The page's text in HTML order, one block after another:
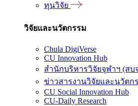
ทุนวิจัย
วิจัยและนวัตกรรม
Chula DigiVerse
CU Innovation Hub
สำนักบริหารวิจัยจุฬาฯ (สบ
ข่าวสารงานวิจัยและนวัตก
CU Social Innovation Hub
CU-Daily Research